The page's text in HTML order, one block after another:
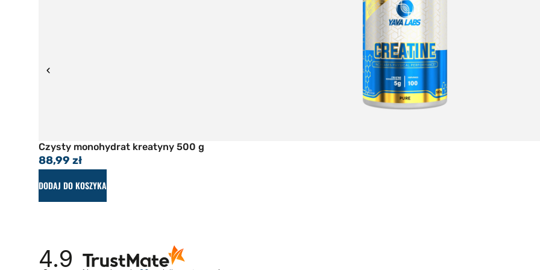
Czysty monohydrat kreatyny 500 g
88,99 zł
DODAJ DO KOSZYKA
4.9